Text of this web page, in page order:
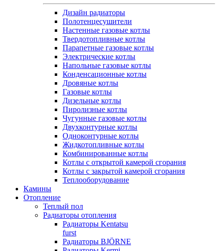
Дизайн радиаторы
Полотенцесушители
Настенные газовые котлы
Твердотопливные котлы
Парапетные газовые котлы
Электрические котлы
Напольные газовые котлы
Конденсационные котлы
Дровяные котлы
Газовые котлы
Дизельные котлы
Пиролизные котлы
Чугунные газовые котлы
Двухконтурные котлы
Одноконтурные котлы
Жидкотопливные котлы
Комбинированные котлы
Котлы с открытой камерой сгорания
Котлы с закрытой камерой сгорания
Теплооборудование
Камины
Отопление
Теплый пол
Радиаторы отопления
Радиаторы Kentatsu
furst
Радиаторы BJÖRNE